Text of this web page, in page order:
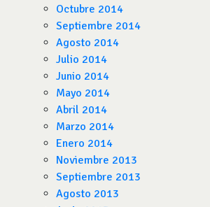
Octubre 2014
Septiembre 2014
Agosto 2014
Julio 2014
Junio 2014
Mayo 2014
Abril 2014
Marzo 2014
Enero 2014
Noviembre 2013
Septiembre 2013
Agosto 2013